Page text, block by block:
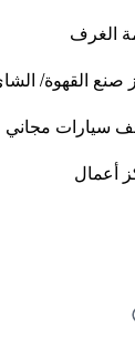
الغرف
صنع القهوة/
سيارات مجاني
أعمال